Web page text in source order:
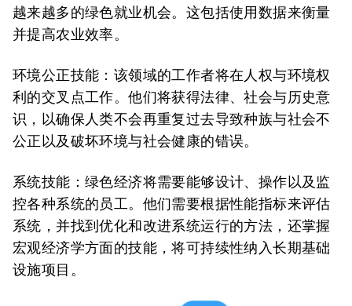
越来越多的绿色就业机会。这包括使用数据来衡量
并提高农业效率。
环境公正技能 ：该领域的工作者将在人权与环境权
利的交叉点工作。他们将获得法律、社会与历史意
识，以确保人类不会再重复过去导致种族与社会不
公正以及破坏环境与社会健康的错误。
系统技能 ：绿色经济将需要能够设计、操作以及监
控各种系统的员工。他们需要根据性能指标来评估
系统，并找到优化和改进系统运行的方法，还掌握
宏观经济学方面的技能，将可持续性纳入长期基础
设施项目。